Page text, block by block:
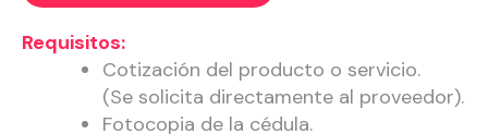
Requisitos:
Cotización del producto o servicio.
(Se solicita directamente al proveedor).
Fotocopia de la cédula.